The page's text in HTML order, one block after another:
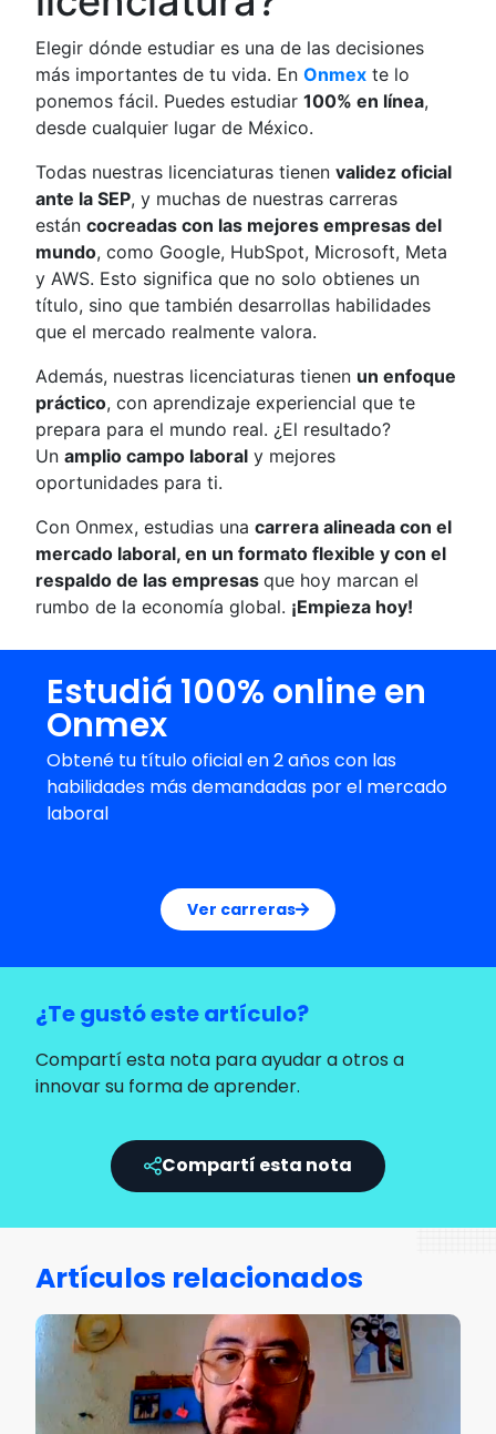
Elegir dónde estudiar es una de las decisiones
más importantes de tu vida. EnOnmex te lo
ponemos fácil. Puedes estudiar100% en línea,
desde cualquier lugar de México.
Todas nuestras licenciaturas tienenvalidez oficial
ante la SEP, y muchas de nuestras carreras
estáncocreadas con las mejores empresas del
mundo, como Google, HubSpot, Microsoft, Meta
y AWS. Esto significa que no solo obtienes un
título, sino que también desarrollas habilidades
que el mercado realmente valora.
Además, nuestras licenciaturas tienen un enfoque
práctico, con aprendizaje experiencial que te
prepara para el mundo real. ¿El resultado?
Unamplio campo laboral y mejores
oportunidades para ti.
Con Onmex, estudias unacarrera alineada con el
mercado laboral, en un formato flexible y con el
respaldo de las empresasque hoy marcan el
rumbo de la economía global. ¡Empieza hoy!
Estudiá 100% online en
Onmex
Obtené tu título oficial en 2 años con las
habilidades más demandadas por el mercado
laboral
Ver carreras
¿Te gustó este artículo?
Compartí esta nota para ayudar a otros a
innovar su forma de aprender.
Compartí esta nota
Artículos relacionados